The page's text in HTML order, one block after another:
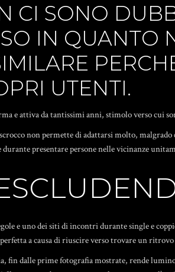
CI SONO
IN QUANTO
UTENTI.
e attiva da tantissimi anni, stimolo verso cui
non permette di adattarsi molto,
presentare persone nelle vicinanze
e uno dei siti di incontri durante single e
a causa di riuscire verso trovare un ritrovo
fin dalle prime fotografia mostrate, rende